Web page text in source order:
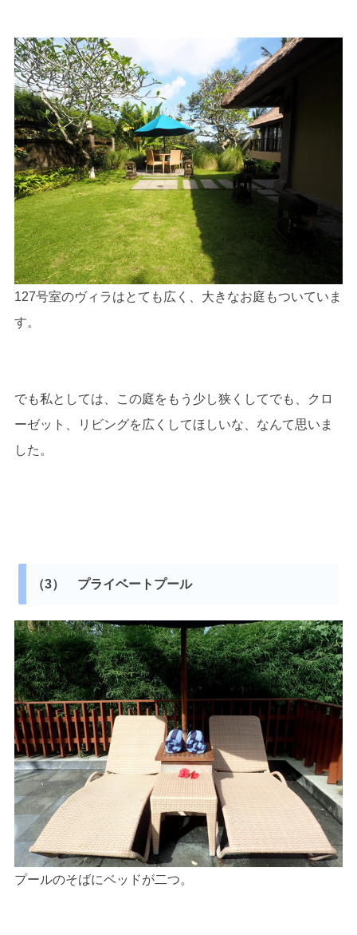
127号室のヴィラはとても広く、大きなお庭もついていま
す。
でも私としては、この庭をもう少し狭くしてでも、クロ
ーゼット、リビングを広くしてほしいな、なんて思いま
した。
（3） プライベートプール
プールのそばにベッドが二つ。